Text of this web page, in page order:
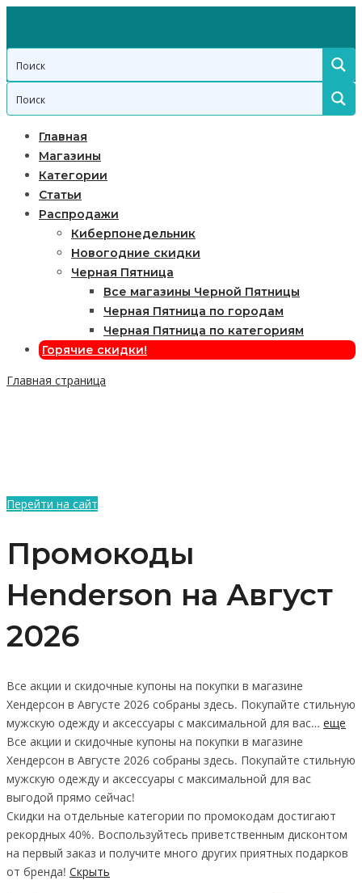
Главная
Магазины
Категории
Статьи
Распродажи
Киберпонедельник
Новогодние скидки
Черная Пятница
Все магазины Черной Пятницы
Черная Пятница по городам
Черная Пятница по категориям
Горячие скидки!
Главная страница
Перейти на сайт
Промокоды
Henderson на Август
2026
Все акции и скидочные купоны на покупки в магазине
Хендерсон в Августе 2026 собраны здесь. Покупайте стильную
мужскую одежду и аксессуары с максимальной для вас… еще
Все акции и скидочные купоны на покупки в магазине
Хендерсон в Августе 2026 собраны здесь. Покупайте стильную
мужскую одежду и аксессуары с максимальной для вас
выгодой прямо сейчас!
Скидки на отдельные категории по промокодам достигают
рекордных 40%. Воспользуйтесь приветственным дисконтом
на первый заказ и получите много других приятных подарков
от бренда! Скрыть